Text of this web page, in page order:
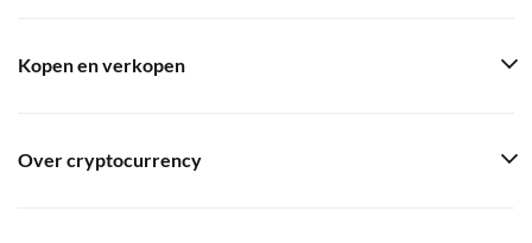
Kopen en verkopen
Over cryptocurrency